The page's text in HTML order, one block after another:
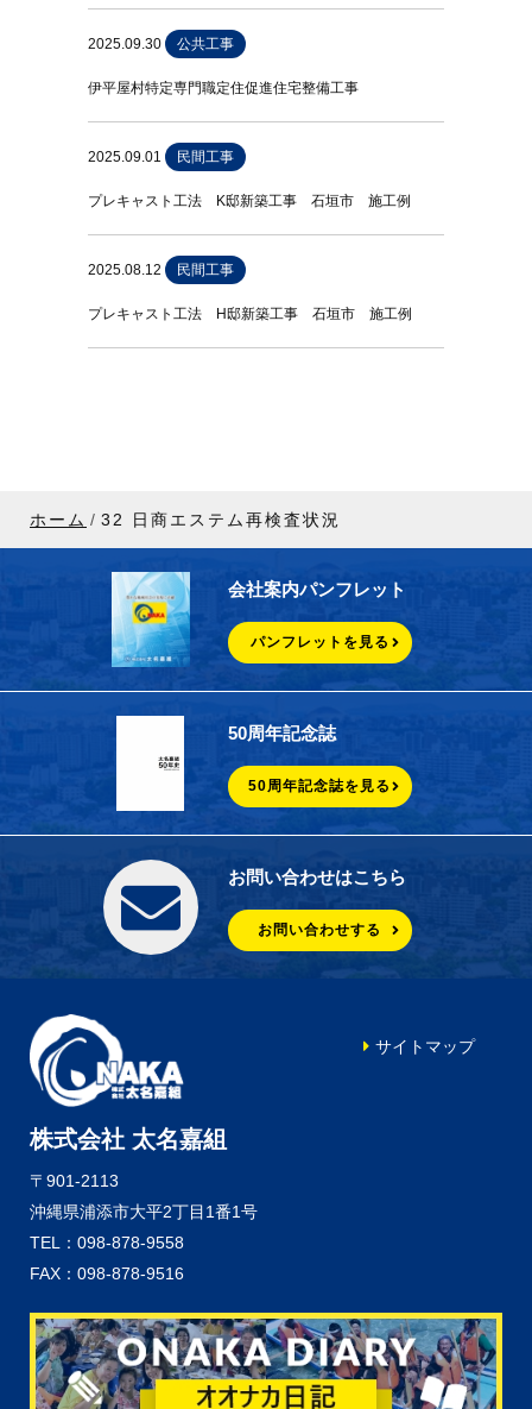
2025.09.30 公共工事
伊平屋村特定専門職定住促進住宅整備工事
2025.09.01 民間工事
プレキャスト工法 K邸新築工事 石垣市 施工例
2025.08.12 民間工事
プレキャスト工法 H邸新築工事 石垣市 施工例
ホーム 32 日商エステム再検査状況
会社案内パンフレット
パンフレットを見る
50周年記念誌
50周年記念誌を見る
お問い合わせはこちら
お問い合わせする
株式会社 太名嘉組
〒901-2113
沖縄県浦添市大平2丁目1番1号
TEL：098-878-9558
FAX：098-878-9516
サイトマップ